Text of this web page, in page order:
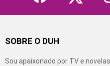
SOBRE O DUH
Sou apaixonado por TV e